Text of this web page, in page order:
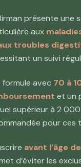
présente une
aux
troubles
un suivi
formule avec 70 à
et un
supérieur à 2
pour ces
avant l’âge
d’éviter les